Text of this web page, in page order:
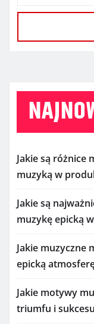
Jakie są różnice
muzyką w
Jakie są
muzykę epicką
Jakie muzyczne
epicką
Jakie motywy
triumfu i